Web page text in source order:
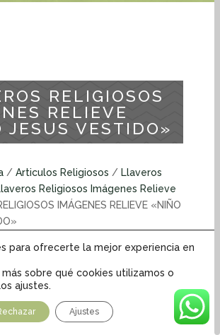
RELIGIOSOS
RELIEVE
JESUS VESTIDO»
/ Articulos Religiosos / Llaveros
Religiosos Imágenes Relieve
IMÁGENES RELIEVE «NIÑO
imágenes relieve
ADICIONAL
para ofrecerte la mejor experiencia en
sobre qué cookies utilizamos o
ajustes.
Ajustes